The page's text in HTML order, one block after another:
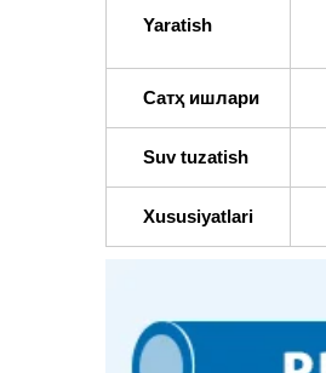
Yaratish
Сатҳ ишлари
Suv tuzatish
Xususiyatlari